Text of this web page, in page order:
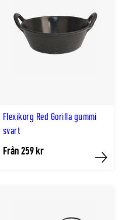
Flexikorg Red Gorilla gummi
svart
Från 259 kr
Köp